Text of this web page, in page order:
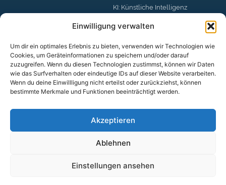
Einwilligung verwalten
Um dir ein optimales Erlebnis zu bieten, verwenden wir Technologien wie
Cookies, um Geräteinformationen zu speichern und/oder darauf
zuzugreifen. Wenn du diesen Technologien zustimmst, können wir Daten
wie das Surfverhalten oder eindeutige IDs auf dieser Website verarbeiten.
Wenn du deine Einwillligung nicht erteilst oder zurückziehst, können
bestimmte Merkmale und Funktionen beeinträchtigt werden.
Akzeptieren
Ablehnen
Einstellungen ansehen
KI: Künstliche Intelligenz
Automation
Blockchain
DSGVO: Datenschutzgrund-
Verordnung
Digital Business Security
Datenschutz­erklärung